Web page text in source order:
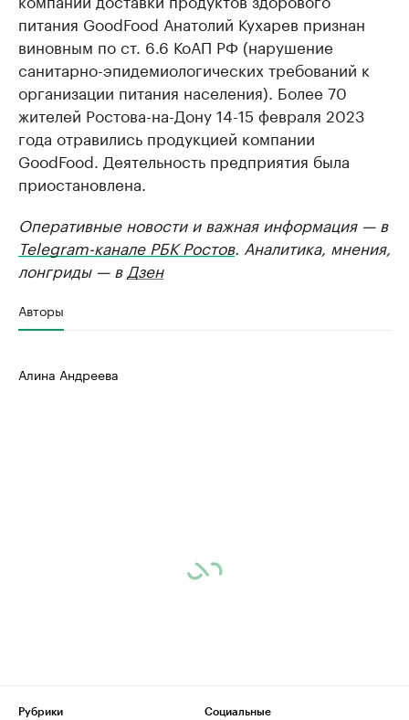
питания GoodFood Анатолий Кухарев признан
виновным по ст. 6.6 КоАП РФ (нарушение
санитарно-эпидемиологических требований к
организации питания населения). Более 70
жителей Ростова-на-Дону 14-15 февраля 2023
года отравились продукцией компании
GoodFood. Деятельность предприятия была
приостановлена.
Оперативные новости и важная информация — в
Telegram-канале РБК Ростов. Аналитика, мнения,
лонгриды — в Дзен
Авторы
Алина Андреева
Рубрики
Социальные